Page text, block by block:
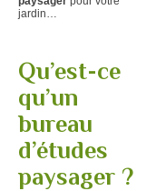
jardin…
Qu’est-ce
qu’un
bureau
d’études
paysager ?